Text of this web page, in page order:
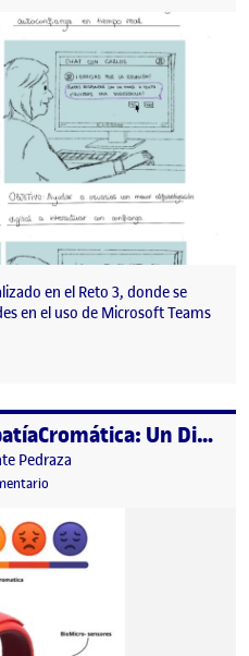
en el Reto 3, donde se
en el uso de Microsoft Teams
R4_Pulsera EmpatíaCromática: Un Diseño Especulativo
Pedraza
2025 12:44 am